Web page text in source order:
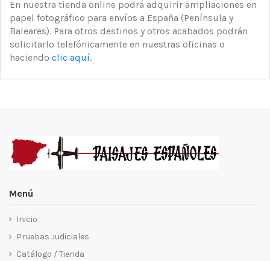
En nuestra tienda online podrá adquirir ampliaciones en
papel fotográfico para envíos a España (Península y
Baleares). Para otros destinos y otros acabados podrán
solicitarlo telefónicamente en nuestras oficinas o
haciendo clic aquí.
Menú
Inicio
Pruebas Judiciales
Catálogo / Tienda